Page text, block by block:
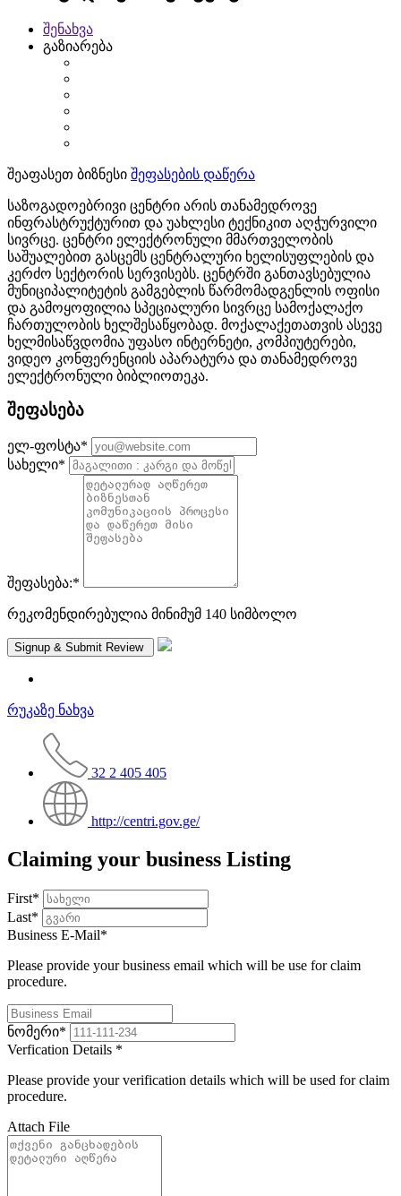
შენახვა
გაზიარება
შეაფასეთ ბიზნესი შეფასების დაწერა
საზოგადოებრივი ცენტრი არის თანამედროვე
ინფრასტრუქტურით და უახლესი ტექნიკით აღჭურვილი
სივრცე. ცენტრი ელექტრონული მმართველობის
საშუალებით გასცემს ცენტრალური ხელისუფლების და
კერძო სექტორის სერვისებს. ცენტრში განთავსებულია
მუნიციპალიტეტის გამგებლის წარმომადგენლის ოფისი
და გამოყოფილია სპეციალური სივრცე სამოქალაქო
ჩართულობის ხელშესაწყობად. მოქალაქეთათვის ასევე
ხელმისაწვდომია უფასო ინტერნეტი, კომპიუტერები,
ვიდეო კონფერენციის აპარატურა და თანამედროვე
ელექტრონული ბიბლიოთეკა.
შეფასება
ელ-ფოსტა*
სახელი*
შეფასება:*
რეკომენდირებულია მინიმუმ 140 სიმბოლო
რუკაზე ნახვა
32 2 405 405
http://centri.gov.ge/
Claiming your business Listing
First*
Last*
Business E-Mail*
Please provide your business email which will be use for claim
procedure.
ნომერი*
Verfication Details *
Please provide your verification details which will be used for claim
procedure.
Attach File